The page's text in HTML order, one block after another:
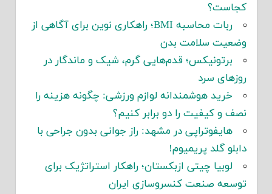
کجاست؟
ربات محاسبه BMI؛ راهکاری نوین برای آگاهی از
وضعیت سلامت بدن
برتونیکس؛ قدم‌هایی گرم، شیک و ماندگار در
روزهای سرد
خرید هوشمندانه لوازم ورزشی: چگونه هزینه را
نصف و کیفیت را دو برابر کنیم؟
هایفوتراپی در مشهد: راز جوانی بدون جراحی با
دابلو گلد پریمیوم!
لوبیا چیتی ازبکستان؛ راهکار استراتژیک برای
توسعه صنعت کنسروسازی ایران